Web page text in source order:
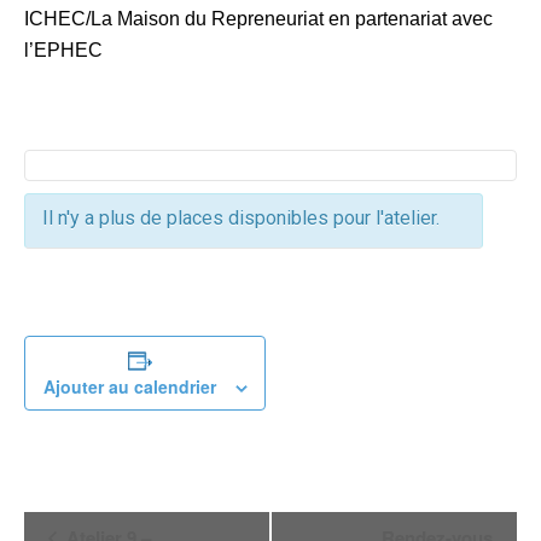
ICHEC/La Maison du Repreneuriat en partenariat avec
l’EPHEC
Il n'y a plus de places disponibles pour l'atelier.
Ajouter au calendrier